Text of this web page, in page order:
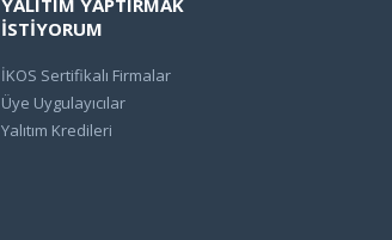
YALITIM YAPTIRMAK
İSTİYORUM
İKOS Sertifikalı Firmalar
Üye Uygulayıcılar
Yalıtım Kredileri